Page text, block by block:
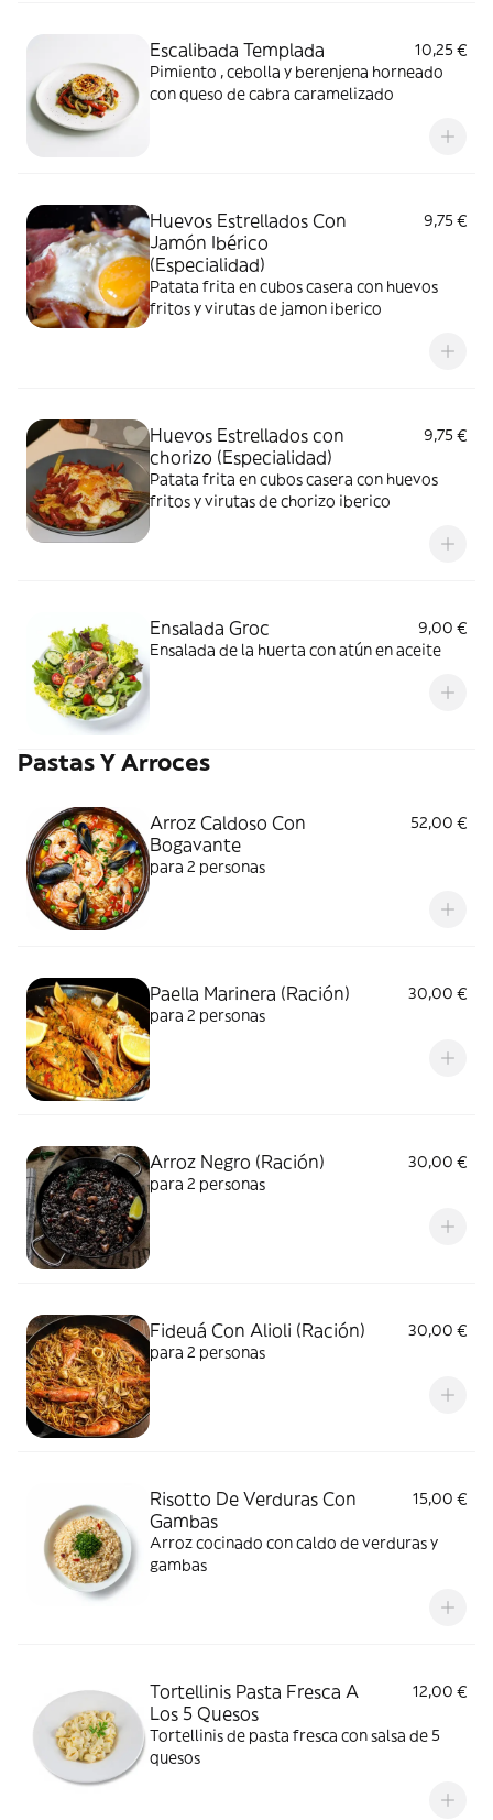
Escalibada Templada
10,25 €
Pimiento , cebolla y berenjena horneado
con queso de cabra caramelizado
Huevos Estrellados Con
Jamón Ibérico
(Especialidad)
9,75 €
Patata frita en cubos casera con huevos
fritos y virutas de jamon iberico
Huevos Estrellados con
chorizo (Especialidad)
9,75 €
Patata frita en cubos casera con huevos
fritos y virutas de chorizo iberico
Ensalada Groc
9,00 €
Ensalada de la huerta con atún en aceite
Pastas Y Arroces
Arroz Caldoso Con
Bogavante
52,00 €
para 2 personas
Paella Marinera (Ración)
30,00 €
para 2 personas
Arroz Negro (Ración)
30,00 €
para 2 personas
Fideuá Con Alioli (Ración)
30,00 €
para 2 personas
Risotto De Verduras Con
Gambas
15,00 €
Arroz cocinado con caldo de verduras y
gambas
Tortellinis Pasta Fresca A
Los 5 Quesos
12,00 €
Tortellinis de pasta fresca con salsa de 5
quesos